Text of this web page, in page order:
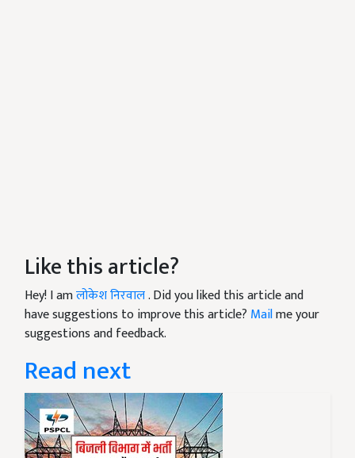
Like this article?
Hey! I amलोकेश निरवाल. Did you liked this article and
have suggestions to improve this article? Mailme your
suggestions and feedback.
Read next